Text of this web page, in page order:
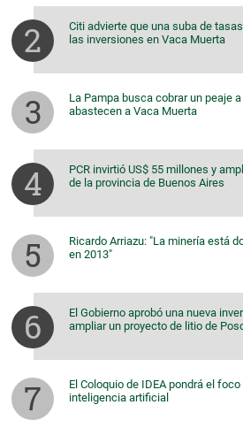
Citi advierte que una suba de
las inversiones en Vaca Muerta
La Pampa busca cobrar un peaje
abastecen a Vaca Muerta
PCR invirtió US$ 55 millones y
de la provincia de Buenos Aires
Ricardo Arriazu: "La minería está
en 2013"
El Gobierno aprobó una nueva
ampliar un proyecto de litio de
El Coloquio de IDEA pondrá el
inteligencia artificial